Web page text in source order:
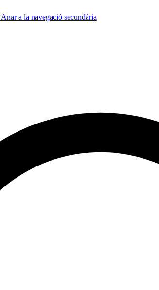
Anar a la navegació secundària